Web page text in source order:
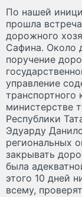
По нашей
прошла
дорожного
Сафина. Около
поручение
управление
транспортного
министерстве
Республики
Эдуарду
региональных
закрывать
была
этого 10 дней
всему,